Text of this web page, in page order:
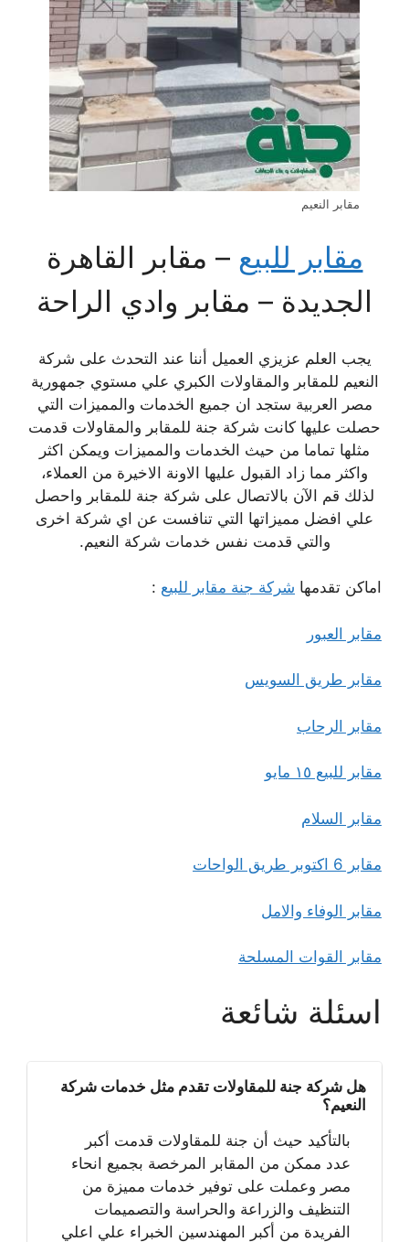
مقابر النعيم
مقابر للبيع – مقابر القاهرة
الجديدة – مقابر وادي الراحة
يجب العلم عزيزي العميل أننا عند التحدث على شركة
النعيم للمقابر والمقاولات الكبري علي مستوي جمهورية
مصر العربية ستجد ان جميع الخدمات والمميزات التي
حصلت عليها كانت شركة جنة للمقابر والمقاولات قدمت
مثلها تماما من حيث الخدمات والمميزات ويمكن اكثر
واكثر مما زاد القبول عليها الاونة الاخيرة من العملاء،
لذلك قم الآن بالاتصال على شركة جنة للمقابر واحصل
علي افضل مميزاتها التي تنافست عن اي شركة اخرى
والتي قدمت نفس خدمات شركة النعيم.
اماكن تقدمها شركة جنة مقابر للبيع :
مقابر العبور
مقابر طريق السويس
مقابر الرحاب
مقابر للبيع ١٥ مايو
مقابر السلام
مقابر 6 اكتوبر طريق الواحات
مقابر الوفاء والامل
مقابر القوات المسلحة
اسئلة شائعة
هل شركة جنة للمقاولات تقدم مثل خدمات شركة
النعيم؟
بالتأكيد حيث أن جنة للمقاولات قدمت أكبر
عدد ممكن من المقابر المرخصة بجميع انحاء
مصر وعملت على توفير خدمات مميزة من
التنظيف والزراعة والحراسة والتصميمات
الفريدة من أكبر المهندسين الخبراء علي اعلي